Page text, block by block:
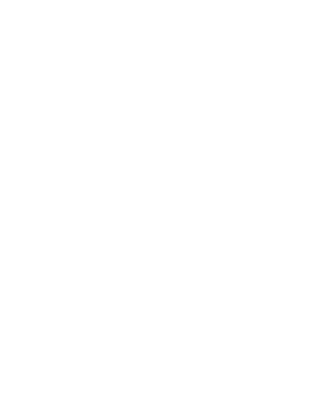
Service
erreichbar unter: